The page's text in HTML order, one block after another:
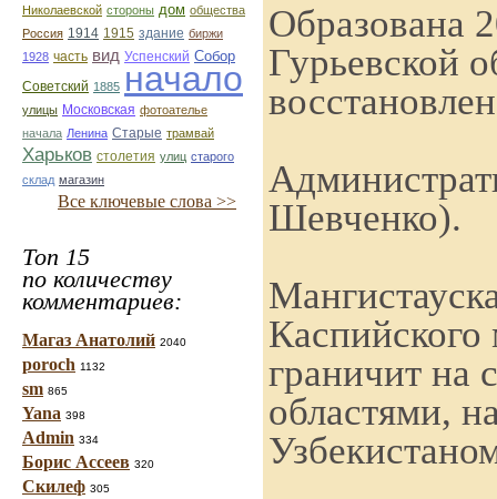
Николаевской стороны дом общества
Россия 1914 1915 здание биржи
1928 часть вид Успенский Собор
Советский 1885 начало
улицы Московская фотоателье
начала Ленина Старые трамвай
Харьков столетия улиц старого
склад магазин
Все ключевые слова >>
Топ 15
по количеству
комментариев:
Магаз Анатолий 2040
poroch 1132
sm 865
Yana 398
Admin 334
Борис Ассеев 320
Скилеф 305
Образована
Гурьевской
Шевченко).
граничит на
областями,